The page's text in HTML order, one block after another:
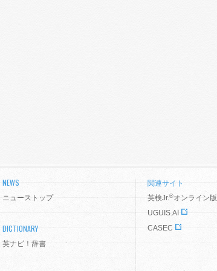
NEWS
ニューストップ
DICTIONARY
英ナビ！辞書
関連サイト
英検Jr.®オンライン版
UGUIS.AI
CASEC